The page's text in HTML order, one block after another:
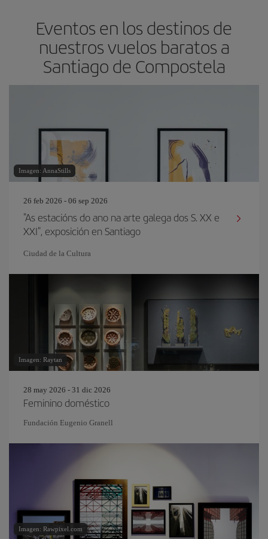
Eventos en los destinos de
nuestros vuelos baratos a
Santiago de Compostela
Imagen: AnnaStills
26 feb 2026 - 06 sep 2026
"As estacións do ano na arte galega dos S. XX e
XXI", exposición en Santiago
Ciudad de la Cultura
Imagen: Raytan
28 may 2026 - 31 dic 2026
Feminino doméstico
Fundación Eugenio Granell
Imagen: Rawpixel.com